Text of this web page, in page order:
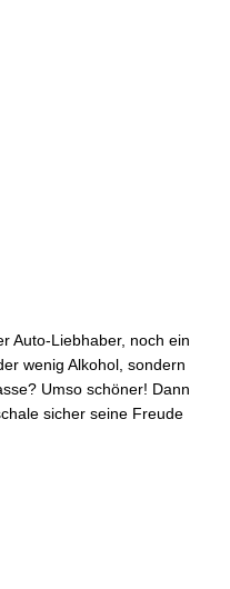
Auto-Liebhaber, noch ein
wenig Alkohol, sondern
Umso schöner! Dann
sicher seine Freude